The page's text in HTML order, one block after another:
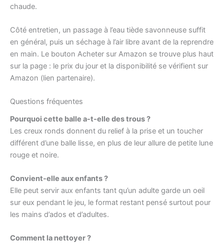
chaude.
Côté entretien, un passage à l’eau tiède savonneuse suffit
en général, puis un séchage à l’air libre avant de la reprendre
en main. Le bouton Acheter sur Amazon se trouve plus haut
sur la page : le prix du jour et la disponibilité se vérifient sur
Amazon (lien partenaire).
Questions fréquentes
Pourquoi cette balle a-t-elle des trous ?
Les creux ronds donnent du relief à la prise et un toucher
différent d’une balle lisse, en plus de leur allure de petite lune
rouge et noire.
Convient-elle aux enfants ?
Elle peut servir aux enfants tant qu’un adulte garde un oeil
sur eux pendant le jeu, le format restant pensé surtout pour
les mains d’ados et d’adultes.
Comment la nettoyer ?